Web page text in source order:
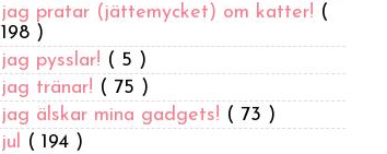
jag pratar (jättemycket) om katter! (
198 )
jag pysslar! ( 5 )
jag tränar! ( 75 )
jag älskar mina gadgets! ( 73 )
jul ( 194 )